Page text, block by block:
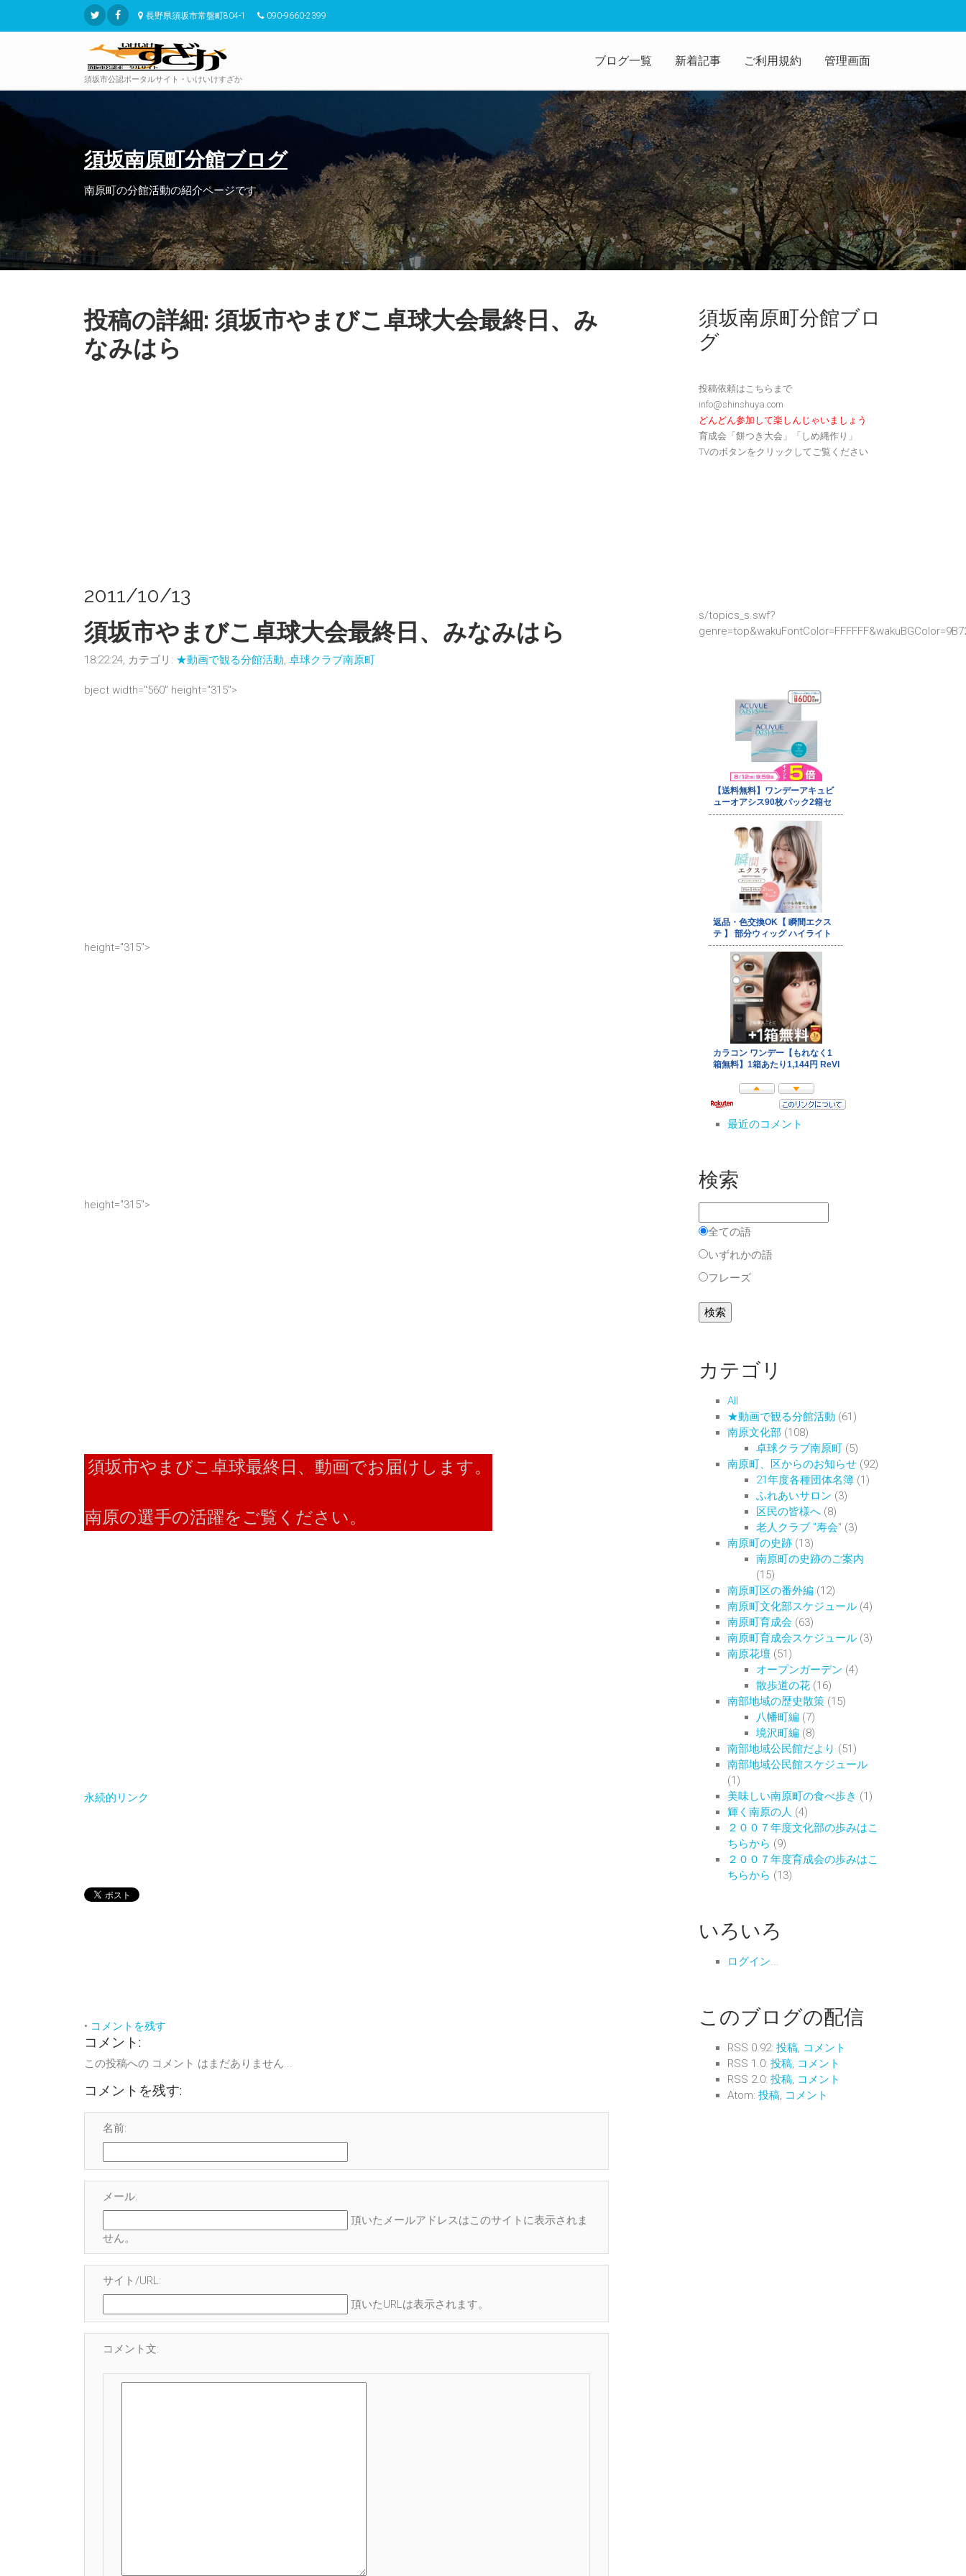
長野県須坂市常盤町804-1 090-9660-2399
須坂市公認ポータルサイト・いけいけすざか
ブログ一覧 新着記事 ご利用規約 管理画面
須坂南原町分館ブログ
南原町の分館活動の紹介ページです
投稿の詳細: 須坂市やまびこ卓球大会最終日、み
なみはら
2011/10/13
須坂市やまびこ卓球大会最終日、みなみはら
18:22:24, カテゴリ: ★動画で観る分館活動, 卓球クラブ南原町
bject width="560" height="315">
height="315">
height="315">
須坂市やまびこ卓球最終日、動画でお届けします。
南原の選手の活躍をご覧ください。
永続的リンク
• コメントを残す
コメント:
この投稿への コメント はまだありません...
コメントを残す:
名前:
メール:
頂いたメールアドレスはこのサイトに表示されま
せん。
サイト/URL:
頂いたURLは表示されます。
コメント文:
須坂南原町分館ブロ
グ
投稿依頼はこちらまで
info@shinshuya.com
どんどん参加して楽しんじゃいましょう
育成会「餅つき大会」「しめ縄作り」
TVのボタンをクリックしてご覧ください
s/topics_s.swf?
最近のコメント
検索
全ての語
いずれかの語
フレーズ
カテゴリ
All
★動画で観る分館活動 (61)
南原文化部 (108)
卓球クラブ南原町 (5)
南原町、区からのお知らせ (92)
21年度各種団体名簿 (1)
ふれあいサロン (3)
区民の皆様へ (8)
老人クラブ "寿会" (3)
南原町の史跡 (13)
南原町の史跡のご案内
(15)
南原町区の番外編 (12)
南原町文化部スケジュール (4)
南原町育成会 (63)
南原町育成会スケジュール (3)
南原花壇 (51)
オープンガーデン (4)
散歩道の花 (16)
南部地域の歴史散策 (15)
八幡町編 (7)
境沢町編 (8)
南部地域公民館だより (51)
南部地域公民館スケジュール
(1)
美味しい南原町の食べ歩き (1)
輝く南原の人 (4)
２００７年度文化部の歩みはこ
ちらから (9)
２００７年度育成会の歩みはこ
ちらから (13)
いろいろ
ログイン...
このブログの配信
RSS 0.92: 投稿, コメント
RSS 1.0: 投稿, コメント
RSS 2.0: 投稿, コメント
Atom: 投稿, コメント